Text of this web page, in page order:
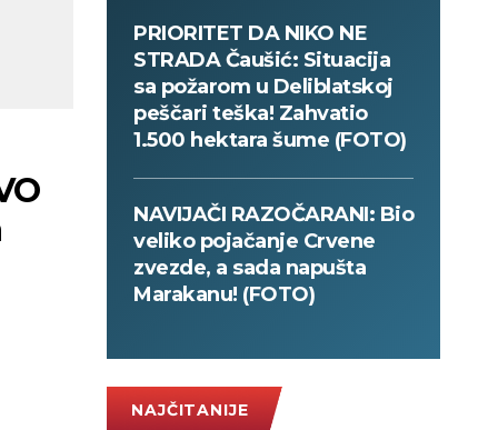
PRIORITET DA NIKO NE
STRADA Čaušić: Situacija
sa požarom u Deliblatskoj
peščari teška! Zahvatio
1.500 hektara šume (FOTO)
NAVIJAČI RAZOČARANI: Bio
veliko pojačanje Crvene
zvezde, a sada napušta
Marakanu! (FOTO)
NAJČITANIJE